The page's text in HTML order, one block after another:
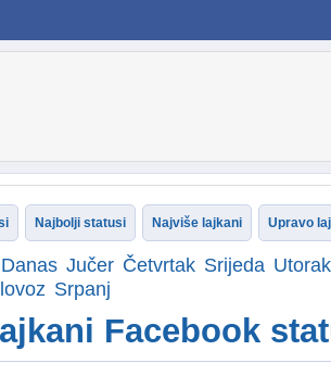
Najbolji statusi Najviše lajkani Upravo
Danas Jučer Četvrtak Srijeda Utorak
Srpanj
Facebook